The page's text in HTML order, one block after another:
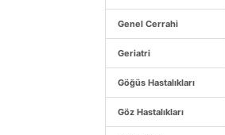
Genel Cerrahi
Geriatri
Göğüs Hastalıkları
Göz Hastalıkları